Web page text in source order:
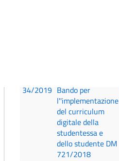
34/2019 Bando per
l''implementazione
del curriculum
digitale della
studentessa e
dello studente DM
721/2018